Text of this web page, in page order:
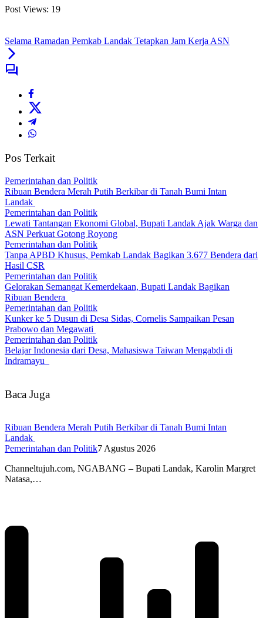
Post Views: 19
Selama Ramadan Pemkab Landak Tetapkan Jam Kerja ASN
Pos Terkait
Pemerintahan dan Politik
Ribuan Bendera Merah Putih Berkibar di Tanah Bumi Intan
Landak
Pemerintahan dan Politik
Lewati Tantangan Ekonomi Global, Bupati Landak Ajak Warga dan
ASN Perkuat Gotong Royong
Pemerintahan dan Politik
Tanpa APBD Khusus, Pemkab Landak Bagikan 3.677 Bendera dari
Hasil CSR
Pemerintahan dan Politik
Gelorakan Semangat Kemerdekaan, Bupati Landak Bagikan
Ribuan Bendera
Pemerintahan dan Politik
Kunker ke 5 Dusun di Desa Sidas, Cornelis Sampaikan Pesan
Prabowo dan Megawati
Pemerintahan dan Politik
Belajar Indonesia dari Desa, Mahasiswa Taiwan Mengabdi di
Indramayu
Baca Juga
Ribuan Bendera Merah Putih Berkibar di Tanah Bumi Intan
Landak
Pemerintahan dan Politik7 Agustus 2026
Channeltujuh.com, NGABANG – Bupati Landak, Karolin Margret
Natasa,…